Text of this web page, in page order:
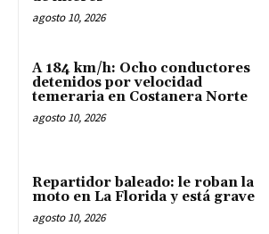
agosto 10, 2026
A 184 km/h: Ocho conductores
detenidos por velocidad
temeraria en Costanera Norte
agosto 10, 2026
Repartidor baleado: le roban la
moto en La Florida y está grave
agosto 10, 2026